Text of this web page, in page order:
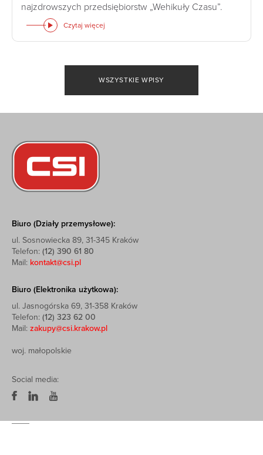
najzdrowszych przedsiębiorstw „Wehikuły Czasu”.
Czytaj więcej
WSZYSTKIE WPISY
Biuro (Działy przemysłowe):
ul. Sosnowiecka 89, 31-345 Kraków
Telefon: (12) 390 61 80
Mail: kontakt@csi.pl
Biuro (Elektronika użytkowa):
ul. Jasnogórska 69, 31-358 Kraków
Telefon: (12) 323 62 00
Mail: zakupy@csi.krakow.pl
woj. małopolskie
Social media: